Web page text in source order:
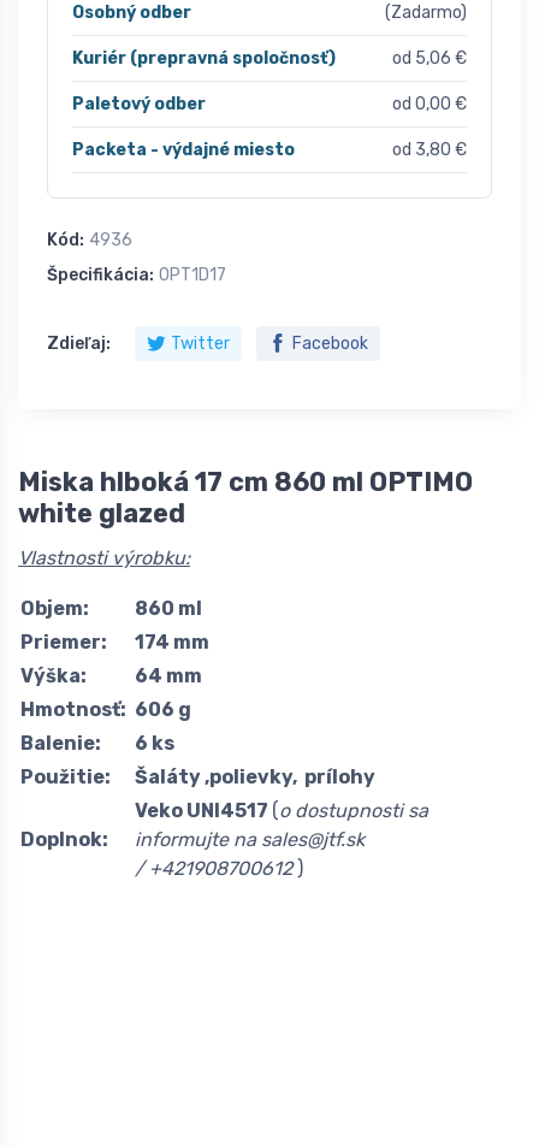
Osobný odber (Zadarmo)
Kuriér (prepravná spoločnosť) od 5,06 €
Paletový odber od 0,00 €
Packeta - výdajné miesto od 3,80 €
Kód: 4936
Špecifikácia: OPT1D17
Zdieľaj: Twitter Facebook
Miska hlboká 17 cm 860 ml OPTIMO
white glazed
Vlastnosti výrobku:
Objem:
860 ml
Priemer:
174 mm
Výška:
64 mm
Hmotnosť: 606 g
Balenie:
6 ks
Použitie:
Šaláty ,polievky, prílohy
Doplnok:
Veko UNI4517 (o dostupnosti sa
informujte na sales@jtf.sk
/ +421908700612)